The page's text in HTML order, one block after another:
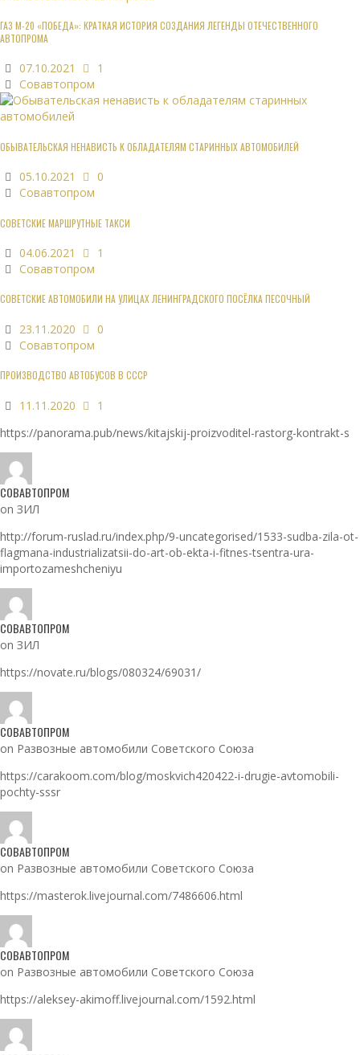
ГАЗ М-20 «ПОБЕДА»: КРАТКАЯ ИСТОРИЯ СОЗДАНИЯ ЛЕГЕНДЫ ОТЕЧЕСТВЕННОГО
АВТОПРОМА
07.10.2021
1
Совавтопром
ОБЫВАТЕЛЬСКАЯ НЕНАВИСТЬ К ОБЛАДАТЕЛЯМ СТАРИННЫХ АВТОМОБИЛЕЙ
05.10.2021
0
Совавтопром
СОВЕТСКИЕ МАРШРУТНЫЕ ТАКСИ
04.06.2021
1
Совавтопром
СОВЕТСКИЕ АВТОМОБИЛИ НА УЛИЦАХ ЛЕНИНГРАДСКОГО ПОСЁЛКА ПЕСОЧНЫЙ
23.11.2020
0
Совавтопром
ПРОИЗВОДСТВО АВТОБУСОВ В СССР
11.11.2020
1
https://panorama.pub/news/kitajskij-proizvoditel-rastorg-kontrakt-s
СОВАВТОПРОМ
on ЗИЛ
http://forum-ruslad.ru/index.php/9-uncategorised/1533-sudba-zila-ot-
flagmana-industrializatsii-do-art-ob-ekta-i-fitnes-tsentra-ura-
importozameshcheniyu
СОВАВТОПРОМ
on ЗИЛ
https://novate.ru/blogs/080324/69031/
СОВАВТОПРОМ
on Развозные автомобили Советского Союза
https://carakoom.com/blog/moskvich420422-i-drugie-avtomobili-
pochty-sssr
СОВАВТОПРОМ
on Развозные автомобили Советского Союза
https://masterok.livejournal.com/7486606.html
СОВАВТОПРОМ
on Развозные автомобили Советского Союза
https://aleksey-akimoff.livejournal.com/1592.html